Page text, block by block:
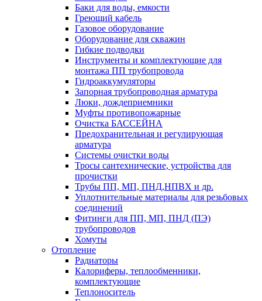
Баки для воды, емкости
Греющий кабель
Газовое оборудование
Оборудование для скважин
Гибкие подводки
Инструменты и комплектующие для
монтажа ПП трубопровода
Гидроаккумуляторы
Запорная трубопроводная арматура
Люки, дождеприемники
Муфты противопожарные
Очистка БАССЕЙНА
Предохранительная и регулирующая
арматура
Системы очистки воды
Тросы сантехнические, устройства для
прочистки
Трубы ПП, МП, ПНД,НПВХ и др.
Уплотнительные материалы для резьбовых
соединений
Фитинги для ПП, МП, ПНД (ПЭ)
трубопроводов
Хомуты
Отопление
Радиаторы
Калориферы, теплообменники,
комплектующие
Теплоноситель